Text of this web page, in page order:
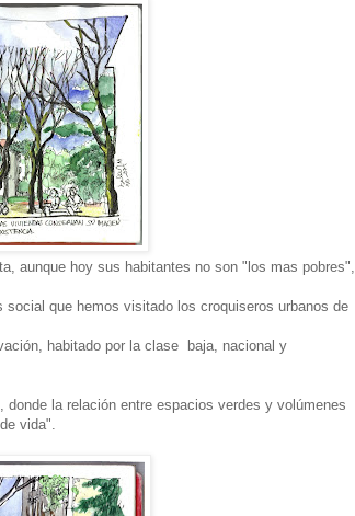
aunque hoy sus habitantes no son "los mas pobres",
que hemos visitado los croquiseros urbanos de
habitado por la clase baja, nacional y
la relación entre espacios verdes y volúmenes
vida".